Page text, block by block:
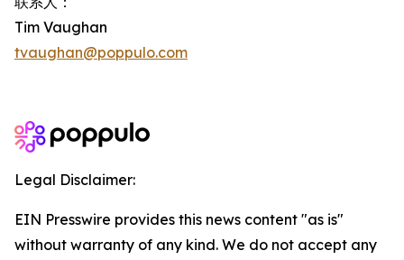
Tim Vaughan
tvaughan@poppulo.com
Legal Disclaimer:
EIN Presswire provides this news content "as is"
without warranty of any kind. We do not accept any